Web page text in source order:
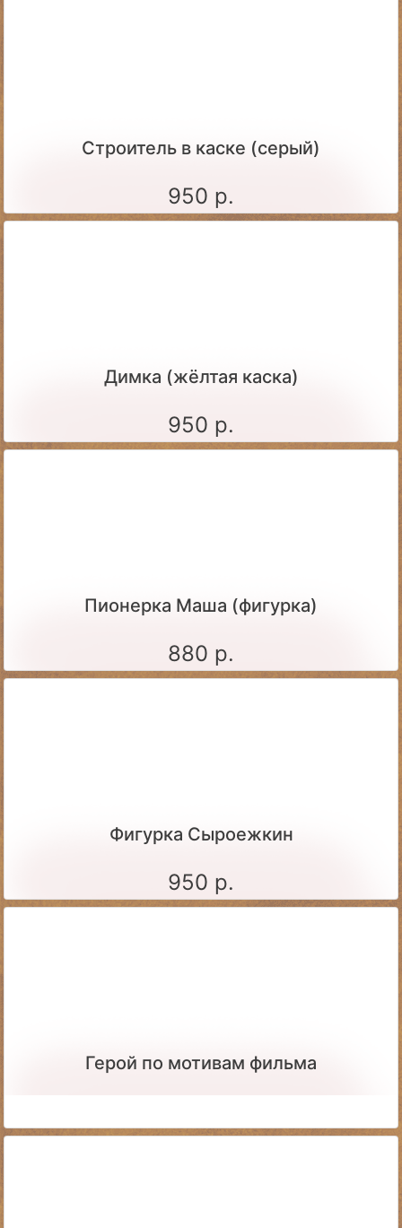
Строитель в каске (серый)
950 р.
Димка (жёлтая каска)
950 р.
Пионерка Маша (фигурка)
880 р.
Фигурка Сыроежкин
950 р.
Герой по мотивам фильма